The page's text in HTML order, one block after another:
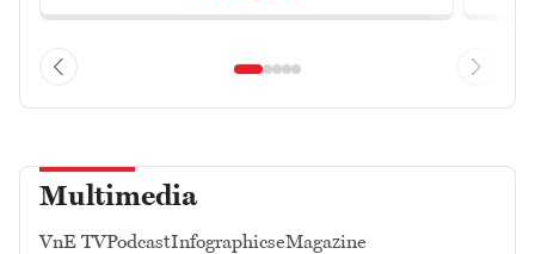
Multimedia
VnE TVPodcastInfographicseMagazine